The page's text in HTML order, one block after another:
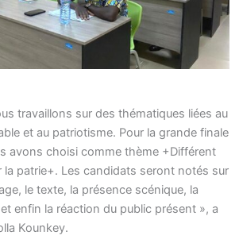
travaillons sur des thématiques liées au
et au patriotisme. Pour la grande finale
avons choisi comme thème +Différent
la patrie+. Les candidats seront notés sur
le texte, la présence scénique, la
enfin la réaction du public présent », a
Kounkey.